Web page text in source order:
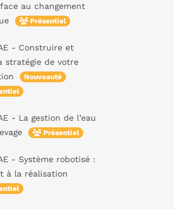
au changement
Présentiel
- Construire et
stratégie de votre
Nouveauté
- La gestion de l’eau
Présentiel
- Système robotisé :
à la réalisation